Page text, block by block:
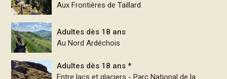
Aux Frontières de Taillard
Adultes dès 18 ans
Au Nord Ardéchois
Adultes dès 18 ans *
Entre lacs et glaciers - Parc National de la